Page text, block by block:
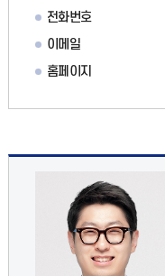
전화번호
이메일
홈페이지